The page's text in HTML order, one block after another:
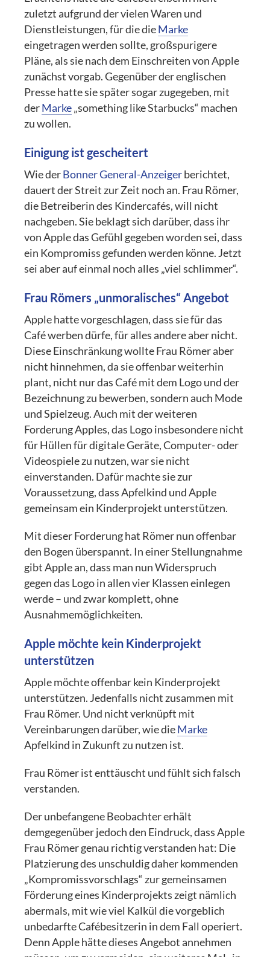
zuletzt aufgrund der vielen Waren und
Dienstleistungen, für die dieMarke
eingetragen werden sollte, großspurigere
Pläne, als sie nach dem Einschreiten von Apple
zunächst vorgab. Gegenüber der englischen
Presse hatte sie später sogar zugegeben, mit
derMarke„something like Starbucks“ machen
zu wollen.
Einigung ist gescheitert
Wie derBonner General-Anzeigerberichtet,
dauert der Streit zur Zeit noch an. Frau Römer,
die Betreiberin des Kindercafés, will nicht
nachgeben. Sie beklagt sich darüber, dass ihr
von Apple das Gefühl gegeben worden sei, dass
ein Kompromiss gefunden werden könne. Jetzt
sei aber auf einmal noch alles „viel schlimmer“.
Frau Römers „unmoralisches“ Angebot
Apple hatte vorgeschlagen, dass sie für das
Café werben dürfe, für alles andere aber nicht.
Diese Einschränkung wollte Frau Römer aber
nicht hinnehmen, da sie offenbar weiterhin
plant, nicht nur das Café mit dem Logo und der
Bezeichnung zu bewerben, sondern auch Mode
und Spielzeug. Auch mit der weiteren
Forderung Apples, das Logo insbesondere nicht
für Hüllen für digitale Geräte, Computer- oder
Videospiele zu nutzen, war sie nicht
einverstanden. Dafür machte sie zur
Voraussetzung, dass Apfelkind und Apple
gemeinsam ein Kinderprojekt unterstützen.
Mit dieser Forderung hat Römer nun offenbar
den Bogen überspannt. In einer Stellungnahme
gibt Apple an, dass man nun Widerspruch
gegen das Logo in allen vier Klassen einlegen
werde – und zwar komplett, ohne
Ausnahmemöglichkeiten.
Apple möchte kein Kinderprojekt
unterstützen
Apple möchte offenbar kein Kinderprojekt
unterstützen. Jedenfalls nicht zusammen mit
Frau Römer. Und nicht verknüpft mit
Vereinbarungen darüber, wie dieMarke
Apfelkind in Zukunft zu nutzen ist.
Frau Römer ist enttäuscht und fühlt sich falsch
verstanden.
Der unbefangene Beobachter erhält
demgegenüber jedoch den Eindruck, dass Apple
Frau Römer genau richtig verstanden hat: Die
Platzierung des unschuldig daher kommenden
„Kompromissvorschlags“ zur gemeinsamen
Förderung eines Kinderprojekts zeigt nämlich
abermals, mit wie viel Kalkül die vorgeblich
unbedarfte Cafébesitzerin in dem Fall operiert.
Denn Apple hätte dieses Angebot annehmen